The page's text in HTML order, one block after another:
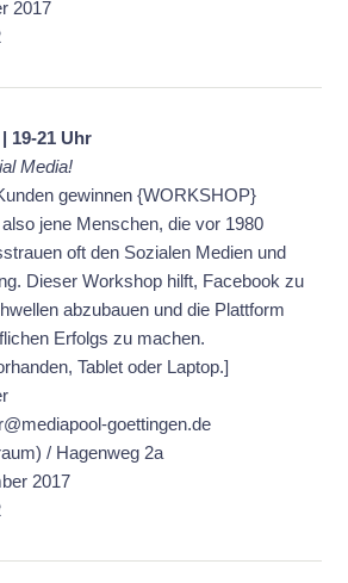
2017
19-21 Uhr
Media!
gewinnen {WORKSHOP}
jene Menschen, die vor 1980
oft den Sozialen Medien und
Dieser Workshop hilft, Facebook zu
abzubauen und die Plattform
Erfolgs zu machen.
Tablet oder Laptop.]
goettingen.de
/ Hagenweg 2a
2017